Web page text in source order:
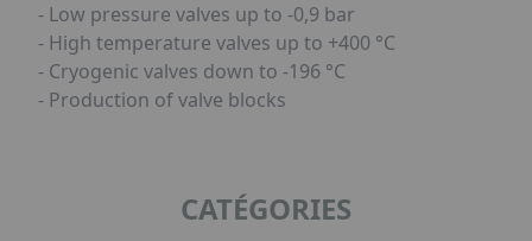
- Low pressure valves up to -0,9 bar
- High temperature valves up to +400 °C
- Cryogenic valves down to -196 °C
- Production of valve blocks
CATÉGORIES